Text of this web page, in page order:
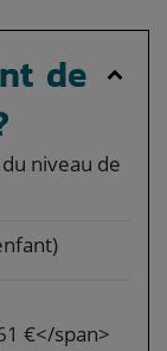
de
niveau de
€</span>